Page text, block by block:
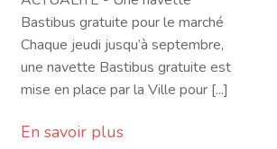
Bastibus gratuite pour le marché
Chaque jeudi jusqu’à septembre,
une navette Bastibus gratuite est
mise en place par la Ville pour [...]
En savoir plus